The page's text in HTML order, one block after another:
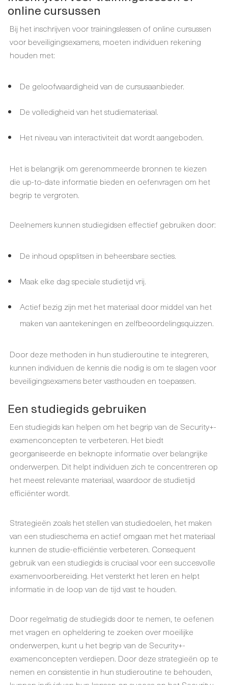
online cursussen
Bij het inschrijven voor trainingslessen of online cursussen
voor beveiligingsexamens, moeten individuen rekening
houden met:
De geloofwaardigheid van de cursusaanbieder.
De volledigheid van het studiemateriaal.
Het niveau van interactiviteit dat wordt aangeboden.
Het is belangrijk om gerenommeerde bronnen te kiezen
die up-to-date informatie bieden en oefenvragen om het
begrip te vergroten.
Deelnemers kunnen studiegidsen effectief gebruiken door:
De inhoud opsplitsen in beheersbare secties.
Maak elke dag speciale studietijd vrij.
Actief bezig zijn met het materiaal door middel van het
maken van aantekeningen en zelfbeoordelingsquizzen.
Door deze methoden in hun studieroutine te integreren,
kunnen individuen de kennis die nodig is om te slagen voor
beveiligingsexamens beter vasthouden en toepassen.
Een studiegids gebruiken
Een studiegids kan helpen om het begrip van de Security+-
examenconcepten te verbeteren. Het biedt
georganiseerde en beknopte informatie over belangrijke
onderwerpen. Dit helpt individuen zich te concentreren op
het meest relevante materiaal, waardoor de studietijd
efficiënter wordt.
Strategieën zoals het stellen van studiedoelen, het maken
van een studieschema en actief omgaan met het materiaal
kunnen de studie-efficiëntie verbeteren. Consequent
gebruik van een studiegids is cruciaal voor een succesvolle
examenvoorbereiding. Het versterkt het leren en helpt
informatie in de loop van de tijd vast te houden.
Door regelmatig de studiegids door te nemen, te oefenen
met vragen en opheldering te zoeken over moeilijke
onderwerpen, kunt u het begrip van de Security+-
examenconcepten verdiepen. Door deze strategieën op te
nemen en consistentie in hun studieroutine te behouden,